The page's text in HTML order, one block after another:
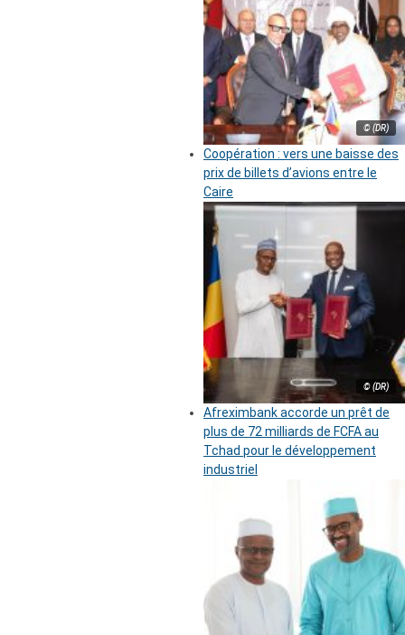
© (DR)
Coopération : vers une baisse des
prix de billets d’avions entre le
Caire
© (DR)
Afreximbank accorde un prêt de
plus de 72 milliards de FCFA au
Tchad pour le développement
industriel